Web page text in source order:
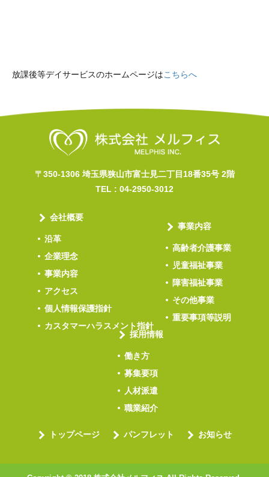
放課後等デイサービスのホームページはこちらへ
〒350-1306 埼玉県狭山市富士見二丁目18番35号 2階
TEL : 04-2950-3012
会社概要
沿革
企業理念
事業内容
アクセス
個人情報保護指針
カスタマーハラスメント指針
事業内容
高齢者介護事業
児童福祉事業
障害福祉事業
その他事業
重要事項等説明
採用情報
働き方
募集要項
人材派遣
職業紹介
トップページ パンフレット お知らせ